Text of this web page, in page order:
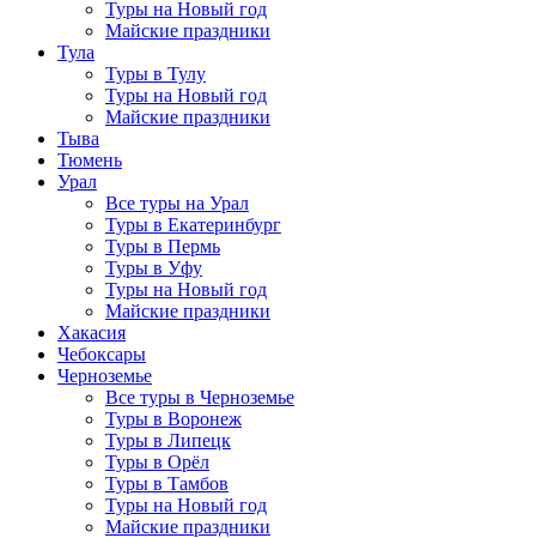
Туры на Новый год
Майские праздники
Тула
Туры в Тулу
Туры на Новый год
Майские праздники
Тыва
Тюмень
Урал
Все туры на Урал
Туры в Екатеринбург
Туры в Пермь
Туры в Уфу
Туры на Новый год
Майские праздники
Хакасия
Чебоксары
Черноземье
Все туры в Черноземье
Туры в Воронеж
Туры в Липецк
Туры в Орёл
Туры в Тамбов
Туры на Новый год
Майские праздники